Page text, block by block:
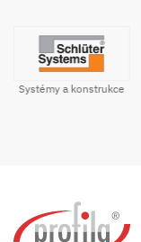
Systémy a konstrukce